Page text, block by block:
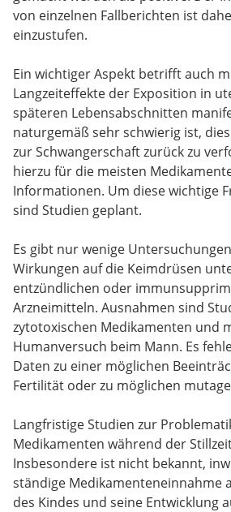
von einzelnen Fallberichten ist
einzustufen.
Ein wichtiger Aspekt betrifft auch
Langzeiteffekte der Exposition in
späteren Lebensabschnitten
naturgemäß sehr schwierig ist,
zur Schwangerschaft zurück zu
hierzu für die meisten
Informationen. Um diese wichtige
sind Studien geplant.
Es gibt nur wenige
Wirkungen auf die Keimdrüsen
entzündlichen oder
Arzneimitteln. Ausnahmen sind
zytotoxischen Medikamenten und
Humanversuch beim Mann. Es
Daten zu einer möglichen
Fertilität oder zu möglichen
Langfristige Studien zur
Medikamenten während der
Insbesondere ist nicht bekannt,
ständige Medikamenteneinnahme
des Kindes und seine Entwicklung